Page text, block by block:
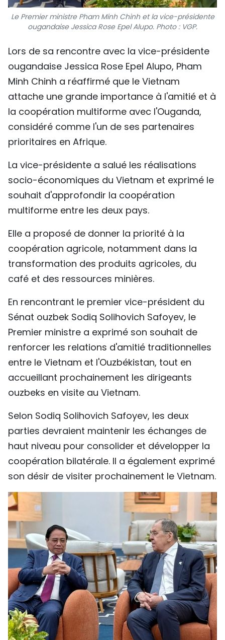
Le Premier ministre Pham Minh Chinh et la vice-présidente
ougandaise Jessica Rose Epel Alupo. Photo : VGP.
Lors de sa rencontre avec la vice-présidente
ougandaise Jessica Rose Epel Alupo, Pham
Minh Chinh a réaffirmé que le Vietnam
attache une grande importance à l'amitié et à
la coopération multiforme avec l'Ouganda,
considéré comme l'un de ses partenaires
prioritaires en Afrique.
La vice-présidente a salué les réalisations
socio-économiques du Vietnam et exprimé le
souhait d'approfondir la coopération
multiforme entre les deux pays.
Elle a proposé de donner la priorité à la
coopération agricole, notamment dans la
transformation des produits agricoles, du
café et des ressources minières.
En rencontrant le premier vice-président du
Sénat ouzbek Sodiq Solihovich Safoyev, le
Premier ministre a exprimé son souhait de
renforcer les relations d'amitié traditionnelles
entre le Vietnam et l'Ouzbékistan, tout en
accueillant prochainement les dirigeants
ouzbeks en visite au Vietnam.
Selon Sodiq Solihovich Safoyev, les deux
parties devraient maintenir les échanges de
haut niveau pour consolider et développer la
coopération bilatérale. Il a également exprimé
son désir de visiter prochainement le Vietnam.